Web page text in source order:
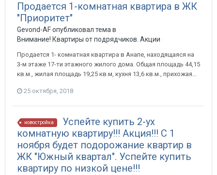
Продается 1-комнатная квартира в ЖК
"Приоритет"
Gevond-AF опубликовал тема в
Внимание! Квартиры от подрядчиков. Акции от
Продается 1- комнатная квартира в Анапе, находящаяся на
3-м этаже 17-ти этажного жилого дома. Общая площадь 44,15
кв.м., жилая площадь 19,25 кв.м, кухня 13,6 кв.м., прихожая...
25 октября, 2018
новостройка
Успейте купить 2-ух
комнатную квартиру!!! Акция!!! С 1
ноября будет подорожание квартир в
ЖК "Южный квартал". Успейте купить
квартиру по низкой цене!!!